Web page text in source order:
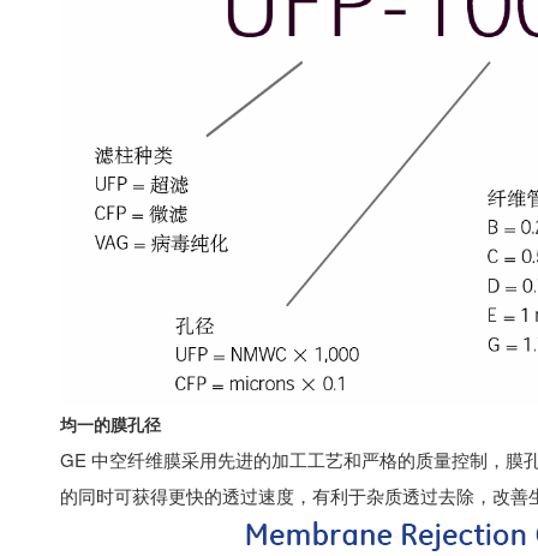
均一的膜孔径
GE 中空纤维膜采用先进的加工工艺和严格的质量控制，
的同时可获得更快的透过速度，有利于杂质透过去除，改善